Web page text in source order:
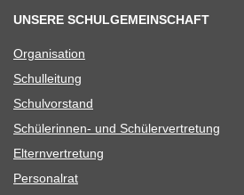
UNSERE SCHULGEMEINSCHAFT
Orga­ni­sa­tion
Schul­lei­tung
Schul­vor­stand
Schü­le­rin­nen- und Schülervertretung
Eltern­ver­tre­tung
Per­so­nal­rat